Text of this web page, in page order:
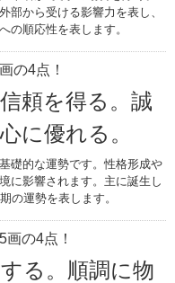
部から受ける影響力を表し、
の順応性を表します。
の4点！
頼を得る。誠
に優れる。
礎的な運勢です。性格形成や
に影響されます。主に誕生し
の運勢を表します。
の4点！
る。順調に物